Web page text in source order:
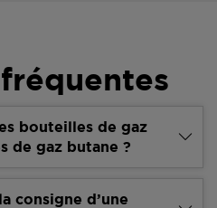
bouteilles de gaz
de gaz butane ?
consigne d’une